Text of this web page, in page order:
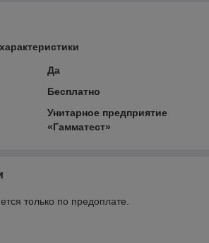
Да
Бесплатно
Унитарное предприятие
«Гамматест»
только по предоплате.